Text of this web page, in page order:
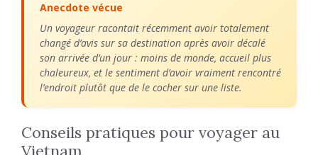
Anecdote vécue
Un voyageur racontait récemment avoir totalement
changé d’avis sur sa destination après avoir décalé
son arrivée d’un jour : moins de monde, accueil plus
chaleureux, et le sentiment d’avoir vraiment rencontré
l’endroit plutôt que de le cocher sur une liste.
Conseils pratiques pour voyager au
Vietnam